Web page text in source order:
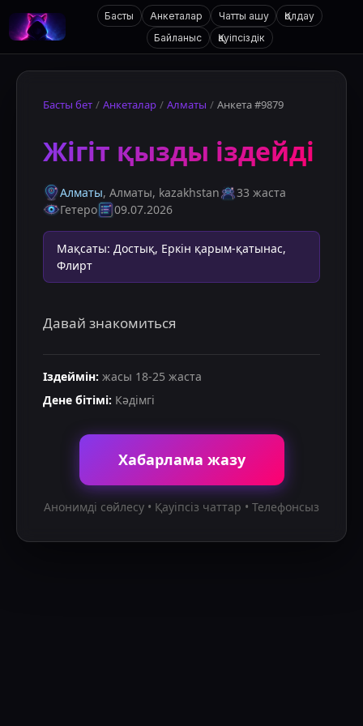
Басты Анкеталар Чатты ашу
Қолдау
Байланыс
Қауіпсіздік
Басты бет / Анкеталар / Алматы / Анкета #9879
Жігіт қызды іздейді
Алматы, Алматы, kazakhstan
33 жаста
Гетеро
09.07.2026
Мақсаты: Достық, Еркін қарым-қатынас,
Флирт
Давай знакомиться
Іздеймін: жасы 18-25 жаста
Дене бітімі: Кәдімгі
Хабарлама жазу
Анонимді сөйлесу • Қауіпсіз чаттар • Телефонсыз